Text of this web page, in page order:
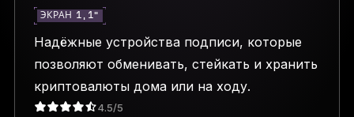
ЭКРАН 1,1″
Надёжные устройства подписи, которые
позволяют обменивать, стейкать и хранить
криптовалюты дома или на ходу.
4.5/5